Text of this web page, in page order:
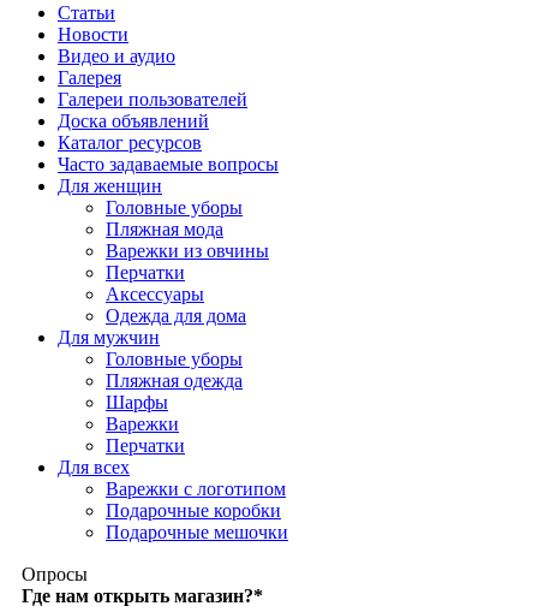
Статьи
Новости
Видео и аудио
Галерея
Галереи пользователей
Доска объявлений
Каталог ресурсов
Часто задаваемые вопросы
Для женщин
Головные уборы
Пляжная мода
Варежки из овчины
Перчатки
Аксессуары
Одежда для дома
Для мужчин
Головные уборы
Пляжная одежда
Шарфы
Варежки
Перчатки
Для всех
Варежки с логотипом
Подарочные коробки
Подарочные мешочки
Опросы
Где нам открыть магазин?*